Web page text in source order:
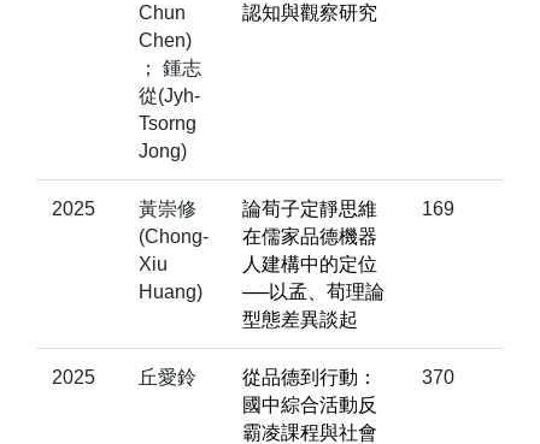
Chun
Chen)
； 鍾志
從(Jyh-
Tsorng
Jong)
認知與觀察研究
2025
黃崇修
(Chong-
Xiu
Huang)
論荀子定靜思維
在儒家品德機器
人建構中的定位
──以孟、荀理論
型態差異談起
169
2025 丘愛鈴
從品德到行動：
國中綜合活動反
霸凌課程與社會
370